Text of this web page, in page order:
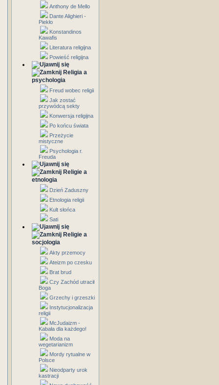
Anthony de Mello
Dante Alighieri -
Piekło
Konstandinos
Kawafis
Literatura religijna
Powieść religijna
Religia a
psychologia
Freud wobec religii
Jak zostać
przywódcą sekty
Konwersja religijna
Po końcu świata
Przeżycie
mistyczne
Psychologia r.
Freuda
Religie a
etnologia
Dzień Zaduszny
Etnologia religii
Kult słońca
Sati
Religie a
socjologia
Akty przemocy
Ateizm po czesku
Brat brud
Czy Zachód utracił
Boga
Grzechy i grzeszki
Instytucjonalizacja
religii
McJudaizm -
Kabała dla każdego!
Moda na
wegetarianizm
Mordy rytualne w
Polsce
Nieodparty urok
kastracji